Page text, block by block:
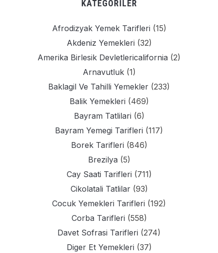
KATEGORILER
Afrodizyak Yemek Tarifleri (15)
Akdeniz Yemekleri (32)
Amerika Birlesik Devletlericalifornia (2)
Arnavutluk(1)
Baklagil Ve Tahilli Yemekler (233)
Balik Yemekleri (469)
Bayram Tatlilari (6)
Bayram Yemegi Tarifleri (117)
Borek Tarifleri (846)
Brezilya (5)
Cay Saati Tarifleri (711)
Cikolatali Tatlilar(93)
Cocuk Yemekleri Tarifleri (192)
Corba Tarifleri (558)
Davet Sofrasi Tarifleri (274)
Diger Et Yemekleri (37)